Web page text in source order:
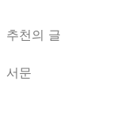
추천의 글
서문